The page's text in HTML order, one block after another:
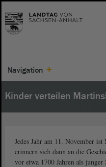
Navigation
Kinder verteilen
Jedes Jahr am 11. November
erinnern sich dann an die
vor etwa 1700 Jahren als